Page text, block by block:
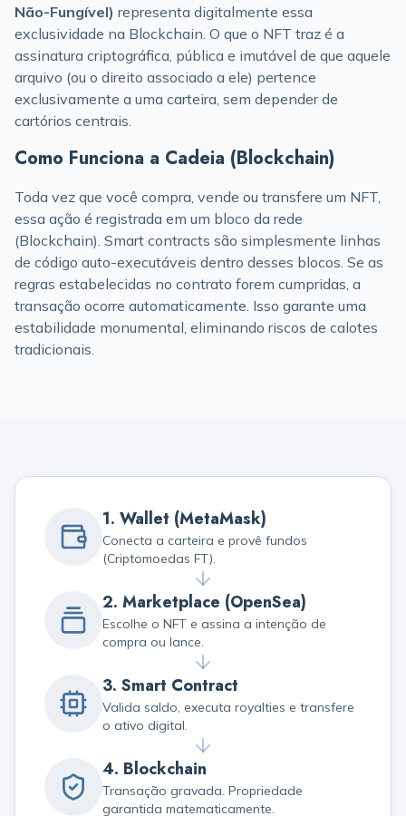
Não-Fungível) representa digitalmente essa
exclusividade na Blockchain. O que o NFT traz é a
assinatura criptográfica, pública e imutável de que aquele
arquivo (ou o direito associado a ele) pertence
exclusivamente a uma carteira, sem depender de
cartórios centrais.
Como Funciona a Cadeia (Blockchain)
Toda vez que você compra, vende ou transfere um NFT,
essa ação é registrada em um bloco da rede
(Blockchain). Smart contracts são simplesmente linhas
de código auto-executáveis dentro desses blocos. Se as
regras estabelecidas no contrato forem cumpridas, a
transação ocorre automaticamente. Isso garante uma
estabilidade monumental, eliminando riscos de calotes
tradicionais.
1. Wallet (MetaMask)
Conecta a carteira e provê fundos
(Criptomoedas FT).
2. Marketplace (OpenSea)
Escolhe o NFT e assina a intenção de
compra ou lance.
3. Smart Contract
Valida saldo, executa royalties e transfere
o ativo digital.
4. Blockchain
Transação gravada. Propriedade
garantida matematicamente.